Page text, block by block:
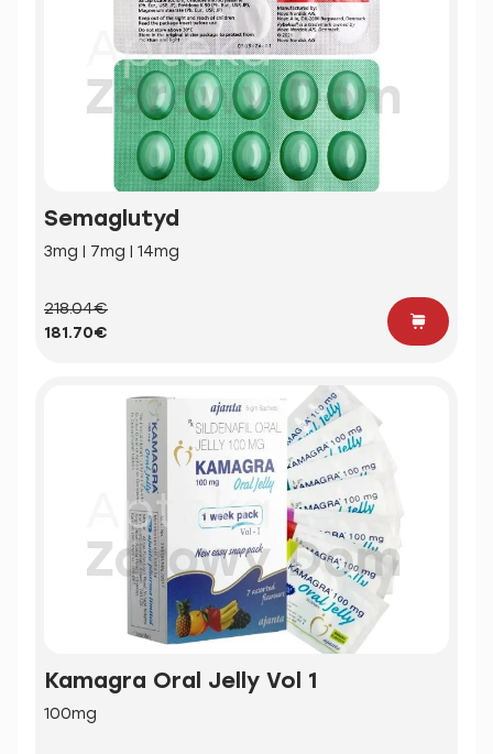
Semaglutyd
3mg | 7mg | 14mg
218.04€
181.70€
Kamagra Oral Jelly Vol 1
100mg